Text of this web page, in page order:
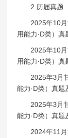
2.历届真题
2025年10
用能力·D类）真
2025年10
用能力·D类）真
2025年3月
能力·D类）真题
2025年3月
能力·D类）真题
2024年11